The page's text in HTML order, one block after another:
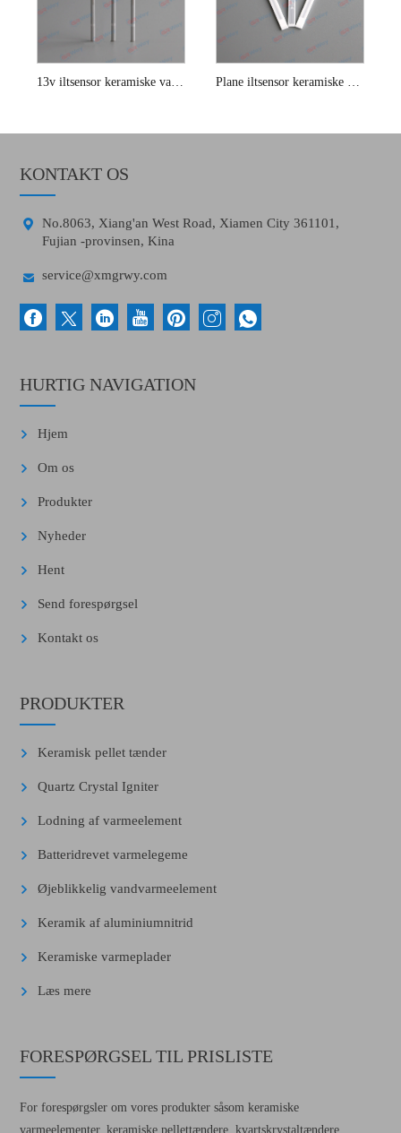
13v iltsensor keramiske varmeelementer
KONTAKT OS

No.8063, Xiang'an West Road, Xiamen City 361101,
Fujian -provinsen, Kina
 service@xmgrwy.com
HURTIG NAVIGATION
Hjem
Om os
Produkter
Nyheder
Hent
Send forespørgsel
Kontakt os
PRODUKTER
Keramisk pellet tænder
Quartz Crystal Igniter
Lodning af varmeelement
Batteridrevet varmelegeme
Øjeblikkelig vandvarmeelement
Keramik af aluminiumnitrid
Keramiske varmeplader
Læs mere
FORESPØRGSEL TIL PRISLISTE
For forespørgsler om vores produkter såsom keramiske
varmeelementer, keramiske pellettændere, kvartskrystaltændere,